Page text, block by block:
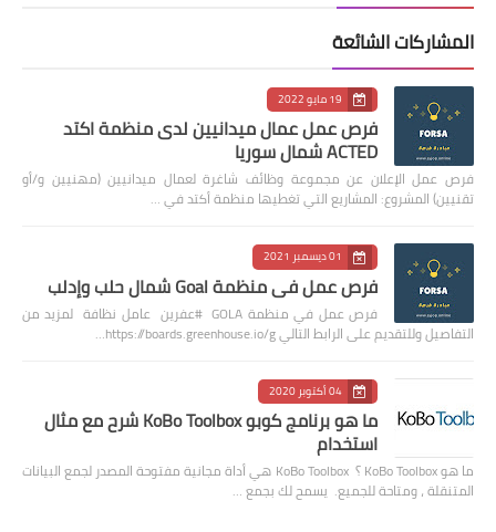
المشاركات الشائعة
19 مايو 2022
فرص عمل عمال ميدانيين لدى منظمة اكتد
ACTED شمال سوريا
فرص عمل الإعلان عن مجموعة وظائف شاغرة لعمال ميدانيين (مهنيين و/أو
تقنيين) المشروع: المشاريع التي تغطيها منظمة أكتد في …
01 ديسمبر 2021
فرص عمل في منظمة Goal شمال حلب وإدلب
فرص عمل في منظمة GOLA #عفرين عامل نظافة لمزيد من
التفاصيل وللتقديم على الرابط التالي https://boards.greenhouse.io/g…
04 أكتوبر 2020
ما هو برنامج كوبو KoBo Toolbox شرح مع مثال
استخدام
ما هو KoBo Toolbox ؟ KoBo Toolbox هي أداة مجانية مفتوحة المصدر لجمع البيانات
المتنقلة ، ومتاحة للجميع. يسمح لك بجمع …